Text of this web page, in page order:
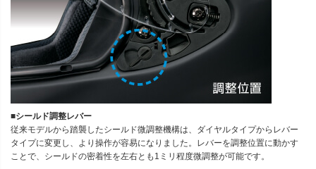
■シールド調整レバー
従来モデルから踏襲したシールド微調整機構は、ダイヤルタイプからレバー
タイプに変更し、より操作が容易になりました。レバーを調整位置に動かす
ことで、シールドの密着性を左右とも1ミリ程度微調整が可能です。